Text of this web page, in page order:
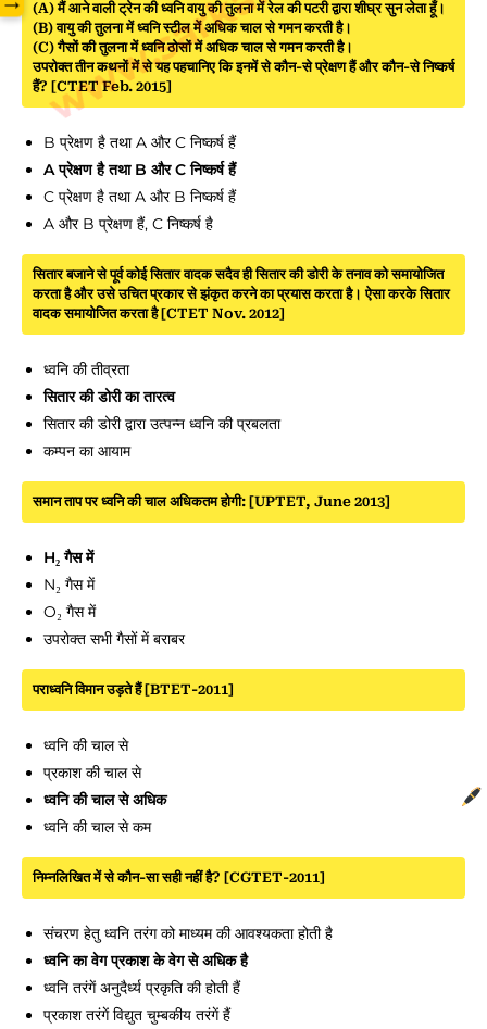
(A) मैं आने वाली ट्रेन की ध्वनि वायु की तुलना में रेल की पटरी द्वारा शीघ्र सुन लेता हूँ।
(B) वायु की तुलना में ध्वनि स्टील में अधिक चाल से गमन करती है।
(C) गैसों की तुलना में ध्वनि ठोसों में अधिक चाल से गमन करती है।
उपरोक्त तीन कथनों में से यह पहचानिए कि इनमें से कौन-से प्रेक्षण हैं और कौन-से निष्कर्ष
हैं? [CTET Feb. 2015]
B प्रेक्षण है तथा A और C निष्कर्ष हैं
A प्रेक्षण है तथा B और C निष्कर्ष हैं
C प्रेक्षण है तथा A और B निष्कर्ष हैं
A और B प्रेक्षण हैं, C निष्कर्ष है
सितार बजाने से पूर्व कोई सितार वादक सदैव ही सितार की डोरी के तनाव को समायोजित
करता है और उसे उचित प्रकार से झंकृत करने का प्रयास करता है। ऐसा करके सितार
वादक समायोजित करता है [CTET Nov. 2012]
ध्वनि की तीव्रता
सितार की डोरी का तारत्व
सितार की डोरी द्वारा उत्पन्न ध्वनि की प्रबलता
कम्पन का आयाम
समान ताप पर ध्वनि की चाल अधिकतम होगी: [UPTET, June 2013]
H₂ गैस में
N₂ गैस में
O₂ गैस में
उपरोक्त सभी गैसों में बराबर
पराध्वनि विमान उड़ते हैं [BTET-2011]
ध्वनि की चाल से
प्रकाश की चाल से
ध्वनि की चाल से अधिक
ध्वनि की चाल से कम
निम्नलिखित में से कौन-सा सही नहीं है? [CGTET-2011]
संचरण हेतु ध्वनि तरंग को माध्यम की आवश्यकता होती है
ध्वनि का वेग प्रकाश के वेग से अधिक है
ध्वनि तरंगें अनुदैर्ध्य प्रकृति की होती हैं
प्रकाश तरंगें विद्युत चुम्बकीय तरंगें हैं